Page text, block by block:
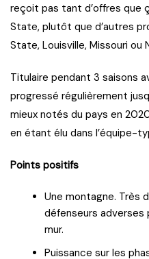
reçoit pas tant d’offres que
State, plutôt que d’autres
State, Louisville, Missouri ou
Titulaire pendant 3 saisons
progressé régulièrement
mieux notés du pays en
en étant élu dans l’équipe-
Points positifs
Une montagne. Très
défenseurs adverses
mur.
Puissance sur les